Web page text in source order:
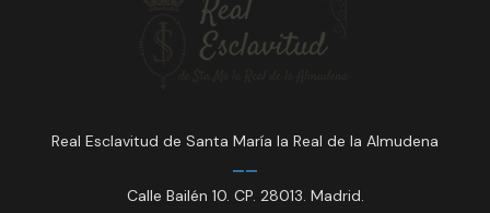
Real Esclavitud de Santa María la Real de la Almudena
Calle Bailén 10. CP. 28013. Madrid.